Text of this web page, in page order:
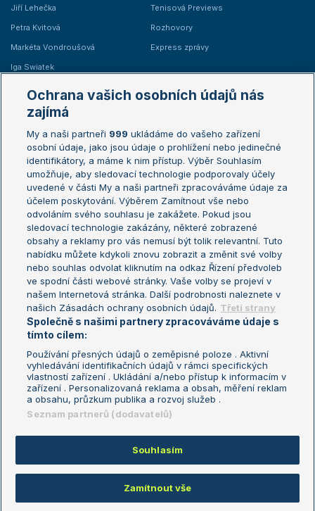
Jiří Lehečka
Petra Kvitová
Markéta Vondroušová
Iga Swiatek
Tenisová Previews
Rozhovory
Express zprávy
Žebříčky
Žebříček ATP (muži)
Žebříček WTA (ženy)
Sázkařský žebříček
Australian Open
French Open
Wimbledon
US Open
Turnaj mistrů
Turnaj mistryň
Aktualní trendy
Fotbalové přestupy
Livesport Daily
LS Prague Open
Podmínky užití
Nastavení soukromí
GDPR a žurnalistika
Reklama
Kontakt
Informace o zpracování osobních
údajů
Copyright © 2008-2026 TenisPortal.cz. Využíváme zpravodajství ČTK.
Ochrana vašich osobních údajů nás
zajímá
My a naši partneři 999 ukládáme do vašeho zařízení
osobní údaje, jako jsou údaje o prohlížení nebo jedinečné
identifikátory, a máme k nim přístup. Výběr Souhlasím
umožňuje, aby sledovací technologie podporovaly účely
uvedené v části My a naši partneři zpracováváme údaje za
účelem poskytování. Výběrem Zamítnout vše nebo
odvoláním svého souhlasu je zakážete. Pokud jsou
sledovací technologie zakázány, některé zobrazené
obsahy a reklamy pro vás nemusí být tolik relevantní. Tuto
nabídku můžete kdykoli znovu zobrazit a změnit své volby
nebo souhlas odvolat kliknutím na odkaz Řízení předvoleb
ve spodní části webové stránky. Vaše volby se projeví v
našem Internetová stránka. Další podrobnosti naleznete v
našich Zásadách ochrany osobních údajů. Třetí strany
Společně s našimi partnery zpracováváme údaje s
tímto cílem:
Používání přesných údajů o zeměpisné poloze . Aktivní
vyhledávání identifikačních údajů v rámci specifických
vlastností zařízení . Ukládání a/nebo přístup k informacím v
zařízení . Personalizovaná reklama a obsah, měření reklam
a obsahu, průzkum publika a rozvoj služeb .
Seznam partnerů (dodavatelů)
Souhlasím
Zamítnout vše